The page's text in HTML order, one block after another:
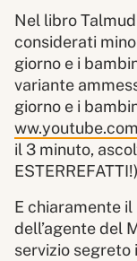
Nel libro
considerati
giorno e i
variante
giorno e i
il 3 minuto,
E chiaramente
dell’agente del
servizio segreto